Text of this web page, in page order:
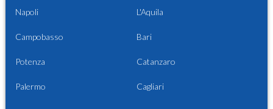
Napoli L'Aquila
Campobasso Bari
Potenza Catanzaro
Palermo Cagliari